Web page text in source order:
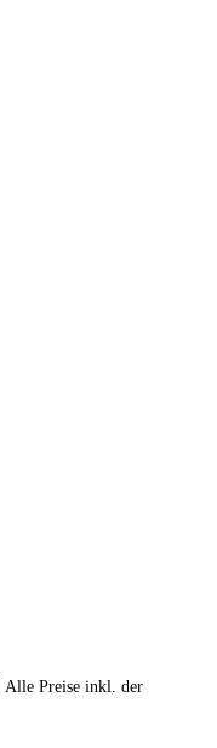
Alle Preise inkl. der